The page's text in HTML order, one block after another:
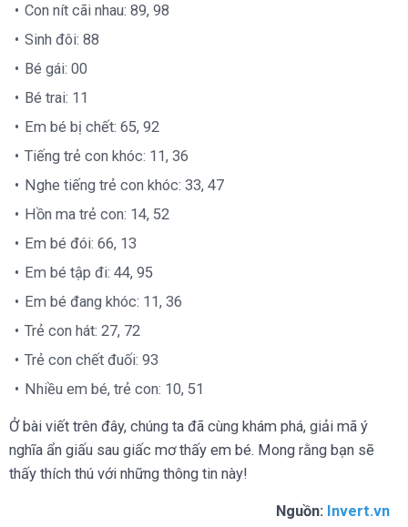
Con nít cãi nhau: 89, 98
Sinh đôi: 88
Bé gái: 00
Bé trai: 11
Em bé bị chết: 65, 92
Tiếng trẻ con khóc: 11, 36
Nghe tiếng trẻ con khóc: 33, 47
Hồn ma trẻ con: 14, 52
Em bé đói: 66, 13
Em bé tập đi: 44, 95
Em bé đang khóc: 11, 36
Trẻ con hát: 27, 72
Trẻ con chết đuối: 93
Nhiều em bé, trẻ con: 10, 51
Ở bài viết trên đây, chúng ta đã cùng khám phá, giải mã ý
nghĩa ẩn giấu sau giấc mơ thấy em bé. Mong rằng bạn sẽ
thấy thích thú với những thông tin này!
Nguồn: Invert.vn